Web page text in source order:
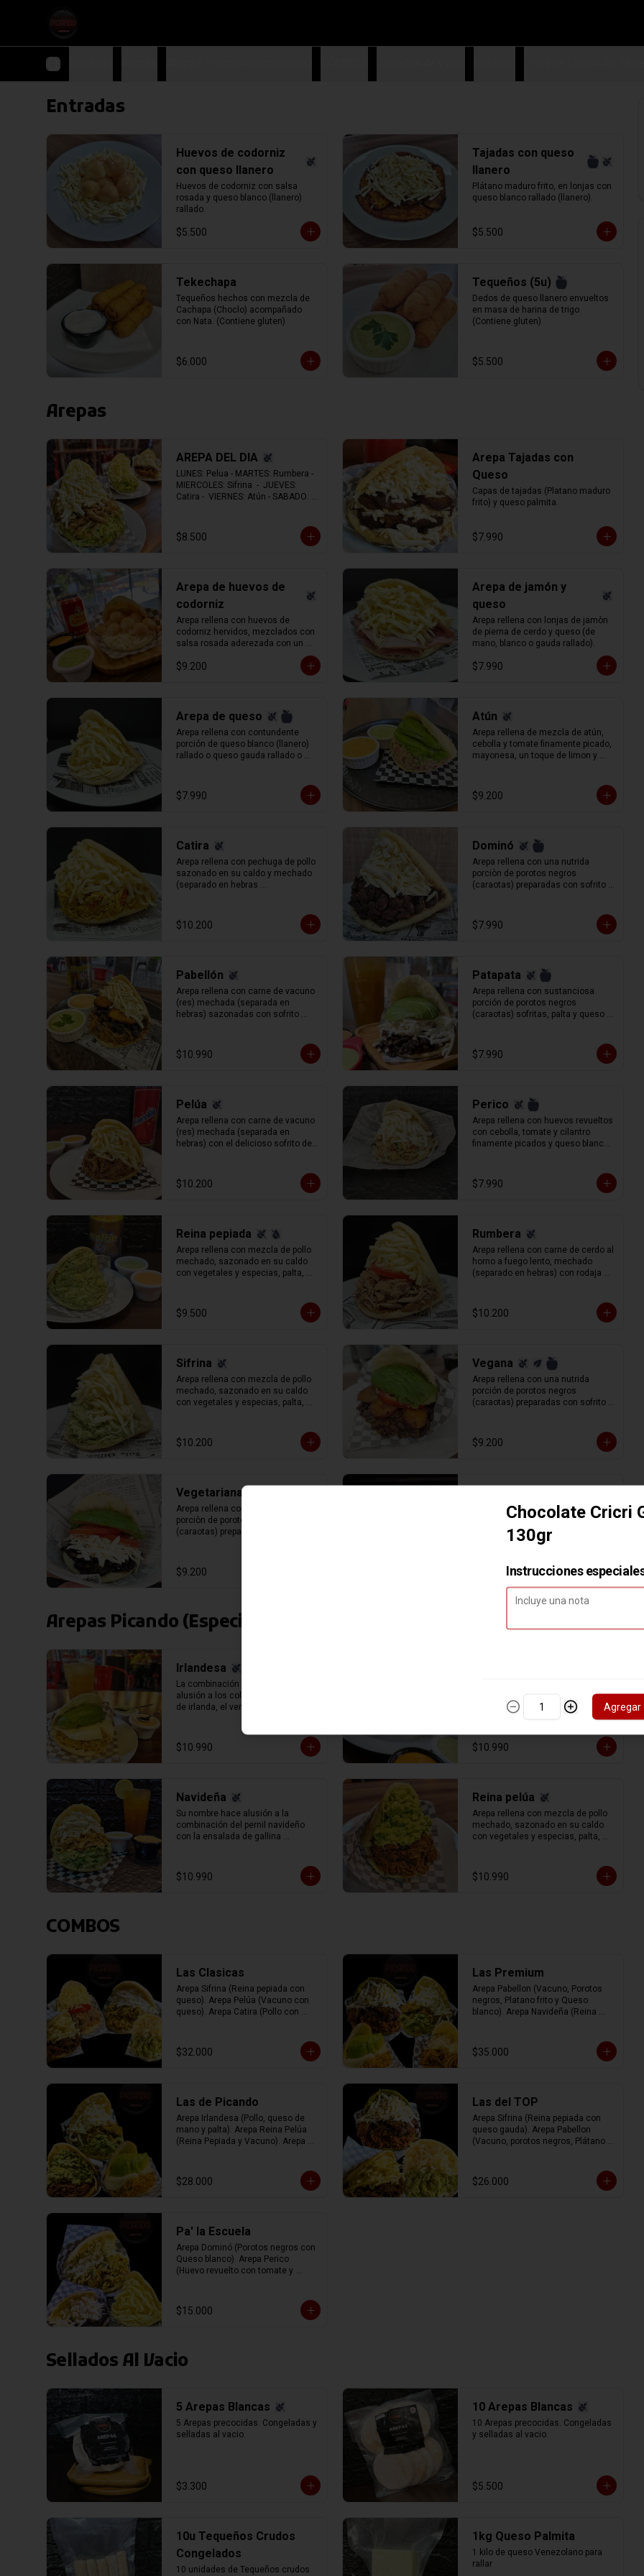
Entradas
Huevos de codorniz
con queso llanero
Huevos de codorniz con salsa
rosada y queso blanco (llanero)
rallado.
$5.500
Tajadas con queso
llanero
Plátano maduro frito, en lonjas con
queso blanco rallado (llanero).
$5.500
Tekechapa
Tequeños hechos con mezcla de
Cachapa (Choclo) acompañado
con Nata. (Contiene gluten)
$6.000
Tequeños (5u)
Dedos de queso llanero envueltos
en masa de harina de trigo.
(Contiene gluten)
$5.500
Arepas
AREPA DEL DIA
LUNES: Pelua - MARTES: Rumbera -
MIERCOLES: Sifrina  -  JUEVES:
Catira -  VIERNES: Atún - SABADO:
$8.500
Arepa Tajadas con
Queso
Capas de tajadas (Platano maduro
frito) y queso palmita.
$7.990
Arepa de huevos de
codorniz
Arepa rellena con huevos de
codorniz hervidos, mezclados con
salsa rosada aderezada con un
(llanero) rallado.
$9.200
Arepa de jamón y
queso
Arepa rellena con lonjas de jamòn
de pierna de cerdo y queso (de
mano, blanco o gauda rallado).
$7.990
Arepa de queso
Arepa rellena con contundente
porción de queso blanco (llanero)
rallado o queso gauda rallado o
$7.990
Atún
Arepa rellena de mezcla de atún,
cebolla y tomate finamente picado,
mayonesa, un toque de limon y
$9.200
Catira
Arepa rellena con pechuga de pollo
sazonado en su caldo y mechado
(separado en hebras
$10.200
Dominó
Arepa rellena con una nutrida
porciòn de porotos negros
(caraotas) preparadas con sofrito
$7.990
Pabellón
Arepa rellena con carne de vacuno
(res) mechada (separada en
hebras) sazonadas con sofrito
tajadas y queso blanco rallado.
$10.990
Patapata
Arepa rellena con sustanciosa
porción de porotos negros
(caraotas) sofritas, palta y queso
$7.990
Pelúa
Arepa rellena con carne de vacuno
(res) mechada (separada en
hebras) con el delicioso sofrito del
rallado.
$10.200
Perico
Arepa rellena con huevos revueltos
con cebolla, tomate y cilantro
finamente picados y queso blanco
$7.990
Reina pepiada
Arepa rellena con mezcla de pollo
mechado, sazonado en su caldo
con vegetales y especias, palta,
$9.500
Rumbera
Arepa rellena con carne de cerdo al
horno a fuego lento, mechado
(separado en hebras) con rodaja de
$10.200
Sifrina
Arepa rellena con mezcla de pollo
mechado, sazonado en su caldo
con vegetales y especias, palta,
pepiada) y queso gauda rallado.
$10.200
Vegana
Arepa rellena con una nutrida
porción de porotos negros
(caraotas) preparadas con sofrito
rodajas.
$9.200
Vegetariana
Arepa rellena con una nutrida
porciòn de porotos negros
(caraotas) preparadas con sofrito
rodajas.
$9.200
Arepa sola.
Arepas Picando (Especiales)
Irlandesa
La combinación de rellenos hace
alusión a los colores de la bandera
de irlanda, el verde de la palta
mano y el naranja el exquisito pollo
mechado (pechuga de pollo
sazonado en su caldo y mechado,
$10.990
nuestro apreciado comensal josé,
es la combinación del pollo de la
catira, el cerdo de la rumbera y la
rallado.
$10.990
Navideña
Su nombre hace alusión a la
combinación del pernil navideño
con la ensalada de gallina
llanero.
$10.990
Reina pelúa
Arepa rellena con mezcla de pollo
mechado, sazonado en su caldo
con vegetales y especias, palta,
vacuno (res) mechada (separada
en hebras) con el delicioso sofrito
$10.990
COMBOS
Las Clasicas
Arepa Sifrina (Reina pepiada con
queso). Arepa Pelúa (Vacuno con
queso). Arepa Catira (Pollo con
$32.000
Las Premium
Arepa Pabellon (Vacuno, Porotos
negros, Platano frito y Queso
blanco). Arepa Navideña (Reina
mano y Palta). Arepa Josefa (Mix
de vacuno, pollo y cerdo con queso
$35.000
Las de Picando
Arepa Irlandesa (Pollo, queso de
mano y palta). Arepa Reina Pelúa
(Reina Pepiada y Vacuno). Arepa
$28.000
Las del TOP
Arepa Sifrina (Reina pepiada con
queso gauda). Arepa Pabellon
(Vacuno, porotos negros, Plátano
$26.000
Pa' la Escuela
Arepa Dominó (Porotos negros con
Queso blanco). Arepa Perico
(Huevo revuelto con tomate y
Gauda).
$15.000
Sellados Al Vacio
5 Arepas Blancas
5 Arepas precocidas. Congeladas y
selladas al vacio.
$3.300
10 Arepas Blancas
10 Arepas precocidas. Congeladas
y selladas al vacio.
$5.500
10u Tequeños Crudos
Congelados
10 unidades de Tequeños crudos
1kg Queso Palmita
1 kilo de queso Venezolano para
rallar
Chocolate Cricri
130gr
Instrucciones
Agregar